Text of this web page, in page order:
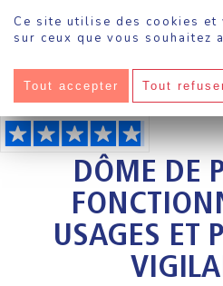
Ce site utilise des cookies
sur ceux que vous souhaitez
Tout accepter Tout
Sokool· Piscine·Dôme de piscine :
DÔME DE
USAGES ET